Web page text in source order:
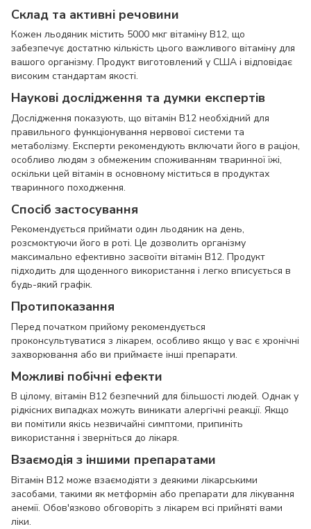
Склад та активні речовини
Кожен льодяник містить 5000 мкг вітаміну B12, що
забезпечує достатню кількість цього важливого вітаміну для
вашого організму. Продукт виготовлений у США і відповідає
високим стандартам якості.
Наукові дослідження та думки експертів
Дослідження показують, що вітамін B12 необхідний для
правильного функціонування нервової системи та
метаболізму. Експерти рекомендують включати його в раціон,
особливо людям з обмеженим споживанням тваринної їжі,
оскільки цей вітамін в основному міститься в продуктах
тваринного походження.
Спосіб застосування
Рекомендується приймати один льодяник на день,
розсмоктуючи його в роті. Це дозволить організму
максимально ефективно засвоїти вітамін B12. Продукт
підходить для щоденного використання і легко вписується в
будь-який графік.
Протипоказання
Перед початком прийому рекомендується
проконсультуватися з лікарем, особливо якщо у вас є хронічні
захворювання або ви приймаєте інші препарати.
Можливі побічні ефекти
В цілому, вітамін B12 безпечний для більшості людей. Однак у
рідкісних випадках можуть виникати алергічні реакції. Якщо
ви помітили якісь незвичайні симптоми, припиніть
використання і зверніться до лікаря.
Взаємодія з іншими препаратами
Вітамін B12 може взаємодіяти з деякими лікарськими
засобами, такими як метформін або препарати для лікування
анемії. Обов'язково обговоріть з лікарем всі прийняті вами
ліки.